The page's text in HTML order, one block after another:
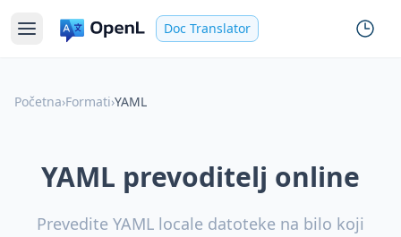
Doc Translator
Početna›Formati›YAML
YAML prevoditelj online
Prevedite YAML locale datoteke na bilo koji